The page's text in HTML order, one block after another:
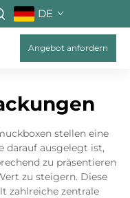
DE
Angebot anfordern
stellen eine
darauf ausgelegt ist,
zu präsentieren
zu steigern. Diese
zahlreiche zentrale